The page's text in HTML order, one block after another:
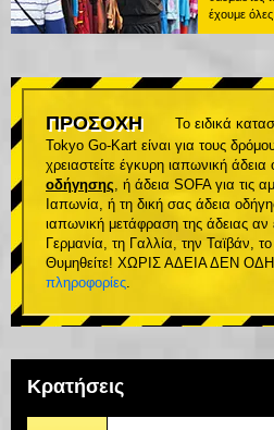
έχουμε όλες
ΠΡΟΣΟΧΗ
Το ειδικά
Tokyo Go-Kart είναι για τους
χρειαστείτε έγκυρη ιαπωνική
οδήγησης, ή άδεια SOFA για τις
Ιαπωνία, ή τη δική σας άδεια
ιαπωνική μετάφραση της άδειας αν
Γερμανία, τη Γαλλία, την Ταϊβάν,
Θυμηθείτε! ΧΩΡΙΣ ΑΔΕΙΑ ΔΕΝ
πληροφορίες.
Κρατήσεις